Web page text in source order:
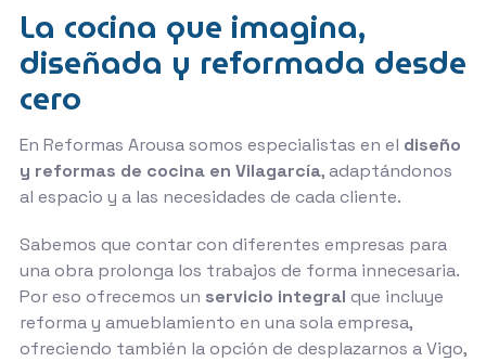
La cocina que imagina,
diseñada y reformada desde
cero
En Reformas Arousa somos especialistas en el diseño
y reformas de cocina en Vilagarcía, adaptándonos
al espacio y a las necesidades de cada cliente.
Sabemos que contar con diferentes empresas para
una obra prolonga los trabajos de forma innecesaria.
Por eso ofrecemos un servicio integral que incluye
reforma y amueblamiento en una sola empresa,
ofreciendo también la opción de desplazarnos a Vigo,